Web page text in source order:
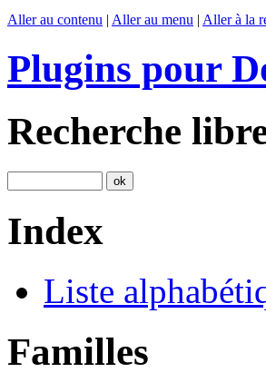
Aller au contenu | Aller au menu | Aller à la
Plugins pour
Recherche
Index
Liste
Familles